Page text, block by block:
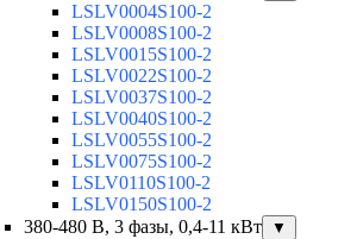
LSLV0004S100-2
LSLV0008S100-2
LSLV0015S100-2
LSLV0022S100-2
LSLV0037S100-2
LSLV0040S100-2
LSLV0055S100-2
LSLV0075S100-2
LSLV0110S100-2
LSLV0150S100-2
380-480 В, 3 фазы, 0,4-11 кВт
▼